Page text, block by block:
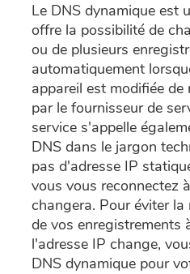
Le DNS dynamique est
offre la possibilité de
ou de plusieurs
automatiquement
appareil est modifiée
par le fournisseur de
service s'appelle
DNS dans le jargon
pas d'adresse IP
vous vous reconnectez
changera. Pour éviter
de vos enregistrements
l'adresse IP change,
DNS dynamique pour